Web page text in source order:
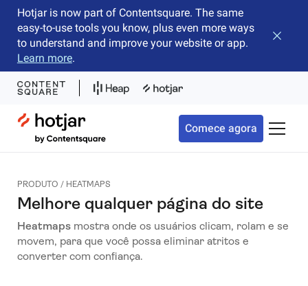
Hotjar is now part of Contentsquare. The same
easy-to-use tools you know, plus even more ways
to understand and improve your website or app.
Learn more.
Fechar
Hotjar Logo
Comece agora
PRODUTO / HEATMAPS
Melhore qualquer página do site
Heatmapsmostra onde os usuários clicam, rolam e se
movem, para que você possa eliminar atritos e
converter com confiança.